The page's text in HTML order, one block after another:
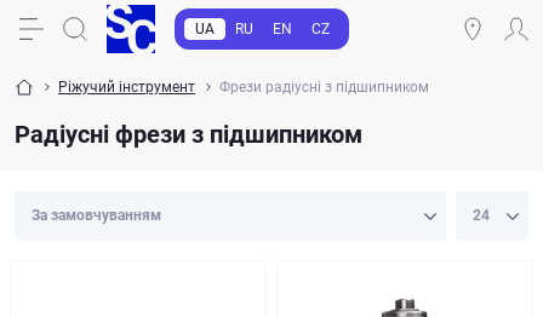
UA RU EN CZ
Ріжучий інструмент Фрези радіусні з підшипником
Радіусні фрези з підшипником